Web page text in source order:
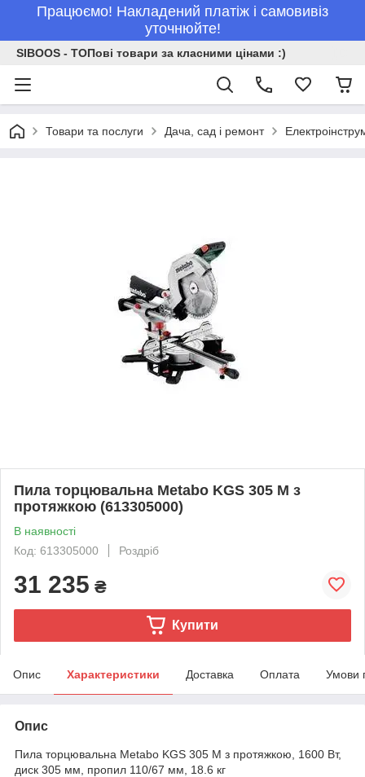
Працюємо! Накладений платіж і самовивіз
уточнюйте!
SIBOOS - ТОПові товари за класними цінами :)
Товари та послуги Дача, сад і ремонт
Пила торцювальна Metabo KGS 305 M з
протяжкою (613305000)
В наявності
Код: 613305000
Роздріб
31 235 ₴
Купити
Опис Характеристики Доставка Оплата Умови
Опис
Пила торцювальна Metabo KGS 305 M з протяжкою, 1600 Вт,
диск 305 мм, пропил 110/67 мм, 18.6 кг